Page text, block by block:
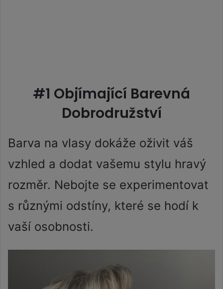
#1 Objímající Barevná
Dobrodružství
Barva na vlasy dokáže oživit váš
vzhled a dodat vašemu stylu hravý
rozměr. Nebojte se experimentovat
s různými odstíny, které se hodí k
vaší osobnosti.